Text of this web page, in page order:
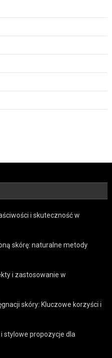
i skuteczność w
skórę: naturalne metody
i zastosowanie w
skóry: Kluczowe korzyści i
stylowe propozycje dla